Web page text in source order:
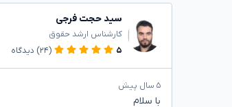
سید حجت فرجی
کارشناس ارشد حقوق
۵
(۲۴) دیدگاه
۵ سال پیش
با سلام